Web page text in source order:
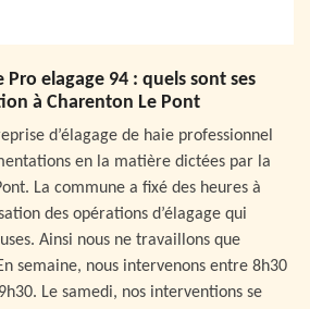
Pro elagage 94 : quels sont ses
à Charenton Le Pont
d’élagage de haie professionnel
en la matière dictées par la
La commune a fixé des heures à
des opérations d’élagage qui
Ainsi nous ne travaillons que
semaine, nous intervenons entre 8h30
Le samedi, nos interventions se